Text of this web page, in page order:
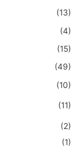
(13)
(4)
(15)
(49)
(10)
(11)
(2)
(1)